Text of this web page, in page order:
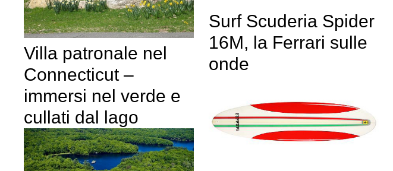
Villa patronale nel
Connecticut –
immersi nel verde e
cullati dal lago
Surf Scuderia Spider
16M, la Ferrari sulle
onde